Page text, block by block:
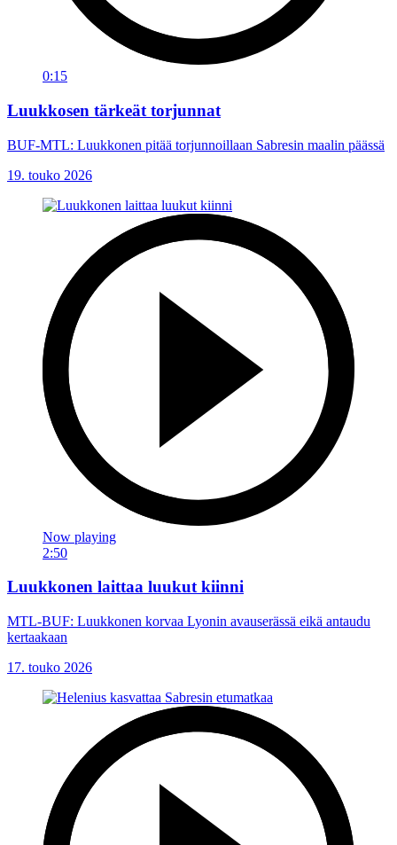
0:15
Luukkosen tärkeät torjunnat
BUF-MTL: Luukkonen pitää torjunnoillaan Sabresin maalin päässä
19. touko 2026
Now playing
2:50
Luukkonen laittaa luukut kiinni
MTL-BUF: Luukkonen korvaa Lyonin avauserässä eikä antaudu
kertaakaan
17. touko 2026